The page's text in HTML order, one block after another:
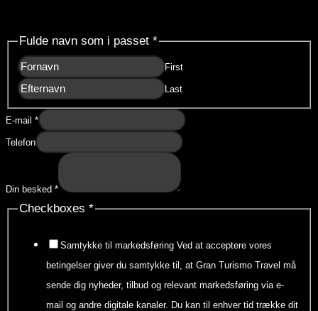
Fulde navn som i passet *
First
Last
E-mail *
Telefon
Din besked *
Checkboxes *
Samtykke til markedsføring Ved at acceptere vores
betingelser giver du samtykke til, at Gran Turismo Travel må
sende dig nyheder, tilbud og relevant markedsføring via e-
mail og andre digitale kanaler. Du kan til enhver tid trække dit